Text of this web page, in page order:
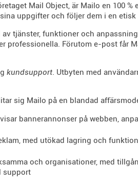
Mail Object, är Mailo en 100
uppgifter och följer dem i en
tjänster, funktioner och
professionella. Förutom e-post får
kundsupport. Utbyten med
sig Mailo på en blandad
bannerannonser på webben,
med utökad lagring och
och organisationer, med
support